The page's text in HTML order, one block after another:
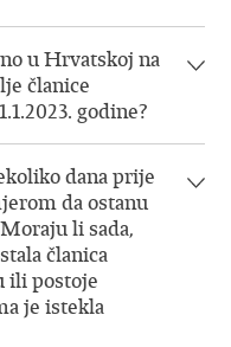
u Hrvatskoj na
članice
godine?
dana prije
da ostanu
li sada,
članica
ili postoje
je istekla